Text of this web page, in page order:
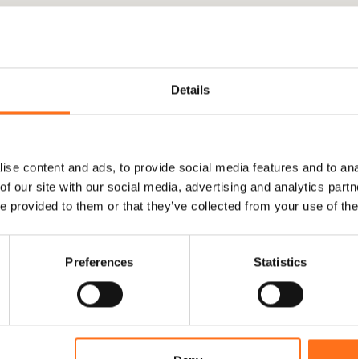
Details
content and ads, to provide social media features and to
our site with our social media, advertising and analytics
provided to them or that they’ve collected from your use of
Preferences Statistics